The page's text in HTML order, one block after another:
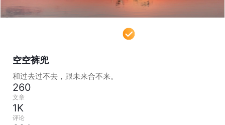
空空裤兜
和过去过不去，跟未来合不来。
260
文章
1K
评论